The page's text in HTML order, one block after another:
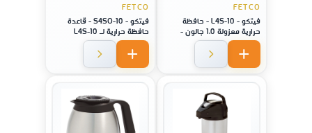
FETCO
فيتكو - L4S-10 - حافظة
حرارية معزولة 1.0 جالون -
لماكينة موديل XTS-2141 /
2131 / 2111
FETCO
فيتكو - S4SO-10 - قاعدة
حافظة حرارية لـ L4S-10
2111